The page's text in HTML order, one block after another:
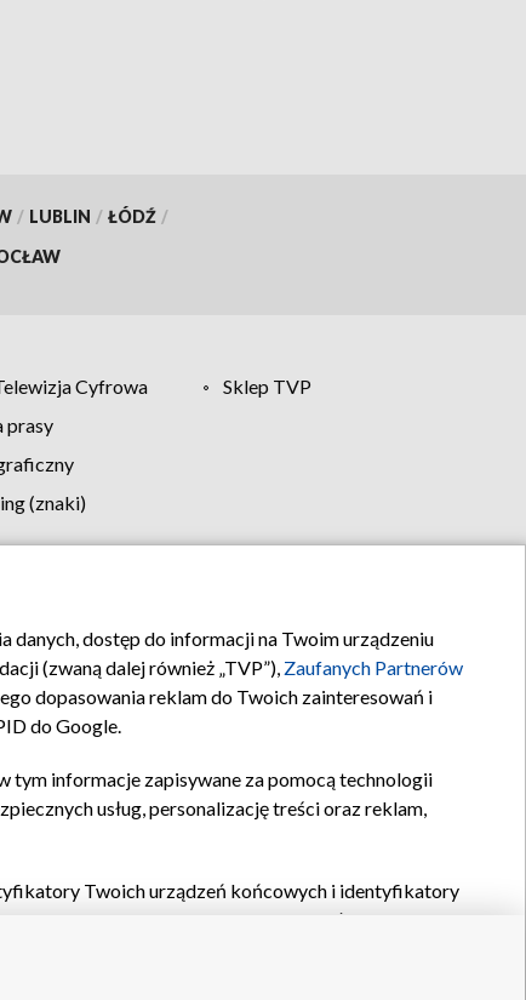
/ LUBLIN / ŁÓDŹ /
Cyfrowa
Sklep TVP
prasy
(znaki)
Kontakt
danych, dostęp do informacji na Twoim urządzeniu
(zwaną dalej również „TVP”), Zaufanych Partnerów
dopasowania reklam do Twoich zainteresowań i
do Google.
tym informacje zapisywane za pomocą technologii
usług, personalizację treści oraz reklam,
Twoich urządzeń końcowych i identyfikatory
oraz pozostałych
reklam, wyboru spersonalizowanych
pomiaru wydajności reklam, pomiaru wydajności